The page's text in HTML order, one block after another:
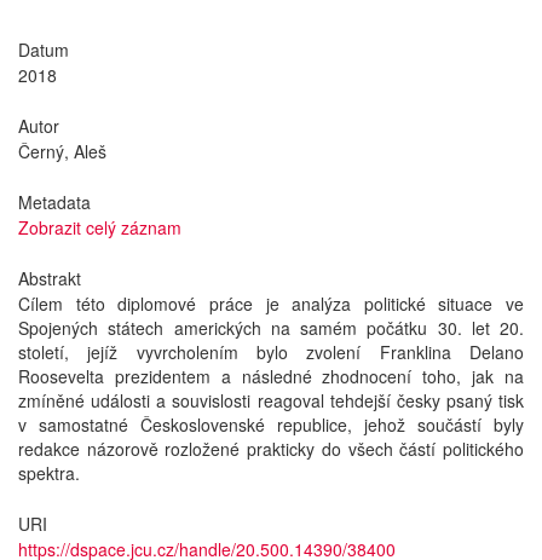
Datum
2018
Autor
Černý, Aleš
Metadata
Zobrazit celý záznam
Abstrakt
Cílem této diplomové práce je analýza politické situace ve
Spojených státech amerických na samém počátku 30. let 20.
století, jejíž vyvrcholením bylo zvolení Franklina Delano
Roosevelta prezidentem a následné zhodnocení toho, jak na
zmíněné události a souvislosti reagoval tehdejší česky psaný tisk
v samostatné Československé republice, jehož součástí byly
redakce názorově rozložené prakticky do všech částí politického
spektra.
URI
https://dspace.jcu.cz/handle/20.500.14390/38400